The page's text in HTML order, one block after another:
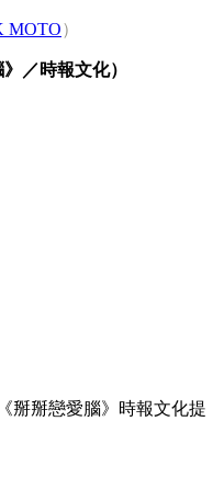
MOTO）
／時報文化）
掰掰戀愛腦》時報文化提